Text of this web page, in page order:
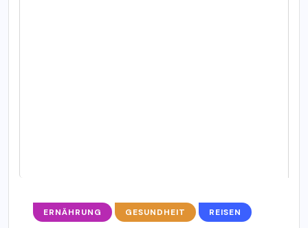
ERNÄHRUNG GESUNDHEIT REISEN